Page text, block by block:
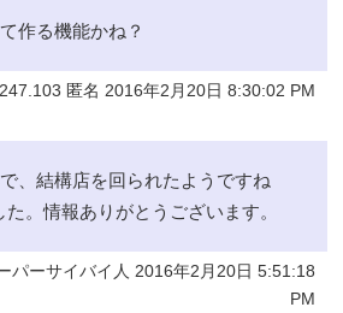
作る機能かね？
匿名 2016年2月20日 8:30:02 PM
、結構店を回られたようですね
。情報ありがとうございます。
パーサイバイ人 2016年2月20日 5:51:18
PM